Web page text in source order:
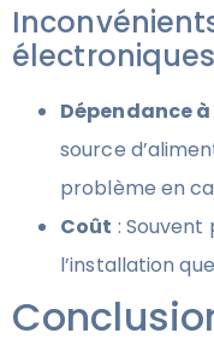
électroniques
Dépendance
source
problème en
Coût : Souvent
l’installation